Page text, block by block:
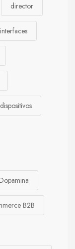
director
dispositivos
Dopamina
B2B